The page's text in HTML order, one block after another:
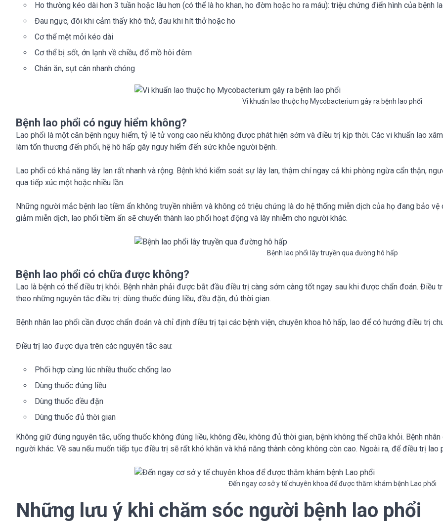
Ho thường kéo dài hơn 3 tuần hoặc lâu hơn (có thể là ho khan, ho đờm hoặc ho ra máu): triệu chứng điển hình của bệnh
Đau ngực, đôi khi cảm thấy khó thở, đau khi hít thở hoặc ho
Cơ thể mệt mỏi kéo dài
Cơ thể bị sốt, ớn lạnh về chiều, đổ mồ hôi đêm
Chán ăn, sụt cân nhanh chóng
Vi khuẩn lao thuộc họ Mycobacterium gây ra bệnh lao phổi
Bệnh lao phổi có nguy hiểm không?
Lao phổi là một căn bệnh nguy hiểm, tỷ lệ tử vong cao nếu không được phát hiện sớm và điều trị kịp thời. Các vi khuẩn lao
làm tổn thương đến phổi, hệ hô hấp gây nguy hiểm đến sức khỏe người bệnh.
Lao phổi có khả năng lây lan rất nhanh và rộng. Bệnh khó kiểm soát sự lây lan, thậm chí ngay cả khi phòng ngừa cẩn thận,
qua tiếp xúc một hoặc nhiều lần.
Những người mắc bệnh lao tiềm ẩn không truyền nhiễm và không có triệu chứng là do hệ thống miễn dịch của họ đang bảo
giảm miễn dịch, lao phổi tiềm ẩn sẽ chuyển thành lao phổi hoạt động và lây nhiễm cho người khác.
Bệnh lao phổi lây truyền qua đường hô hấp
Bệnh lao phổi có chữa được không?
Lao là bệnh có thể điều trị khỏi. Bệnh nhân phải được bắt đầu điều trị càng sớm càng tốt ngay sau khi được chẩn đoán. Điều
theo những nguyên tắc điều trị: dùng thuốc đúng liều, đều đặn, đủ thời gian.
Bệnh nhân lao phổi cần được chẩn đoán và chỉ định điều trị tại các bệnh viện, chuyên khoa hô hấp, lao để có hướng điều trị
Điều trị lao được dựa trên các nguyên tắc sau:
Phối hợp cùng lúc nhiều thuốc chống lao
Dùng thuốc đúng liều
Dùng thuốc đều đặn
Dùng thuốc đủ thời gian
Không giữ đúng nguyên tắc, uống thuốc không đúng liều, không đều, không đủ thời gian, bệnh không thể chữa khỏi. Bệnh
người khác. Về sau nếu muốn tiếp tục điều trị sẽ rất khó khăn và khả năng thành công không còn cao. Ngoài ra, để điều trị lao
Đến ngay cơ sở y tế chuyên khoa để được thăm khám bệnh Lao phổi
Những lưu ý khi chăm sóc người bệnh lao phổi